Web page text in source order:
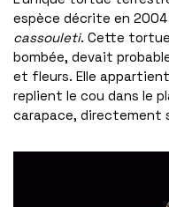
espèce décrite en
cassouleti. Cette
bombée, devait
et fleurs. Elle
replient le cou dans le
carapace, directement